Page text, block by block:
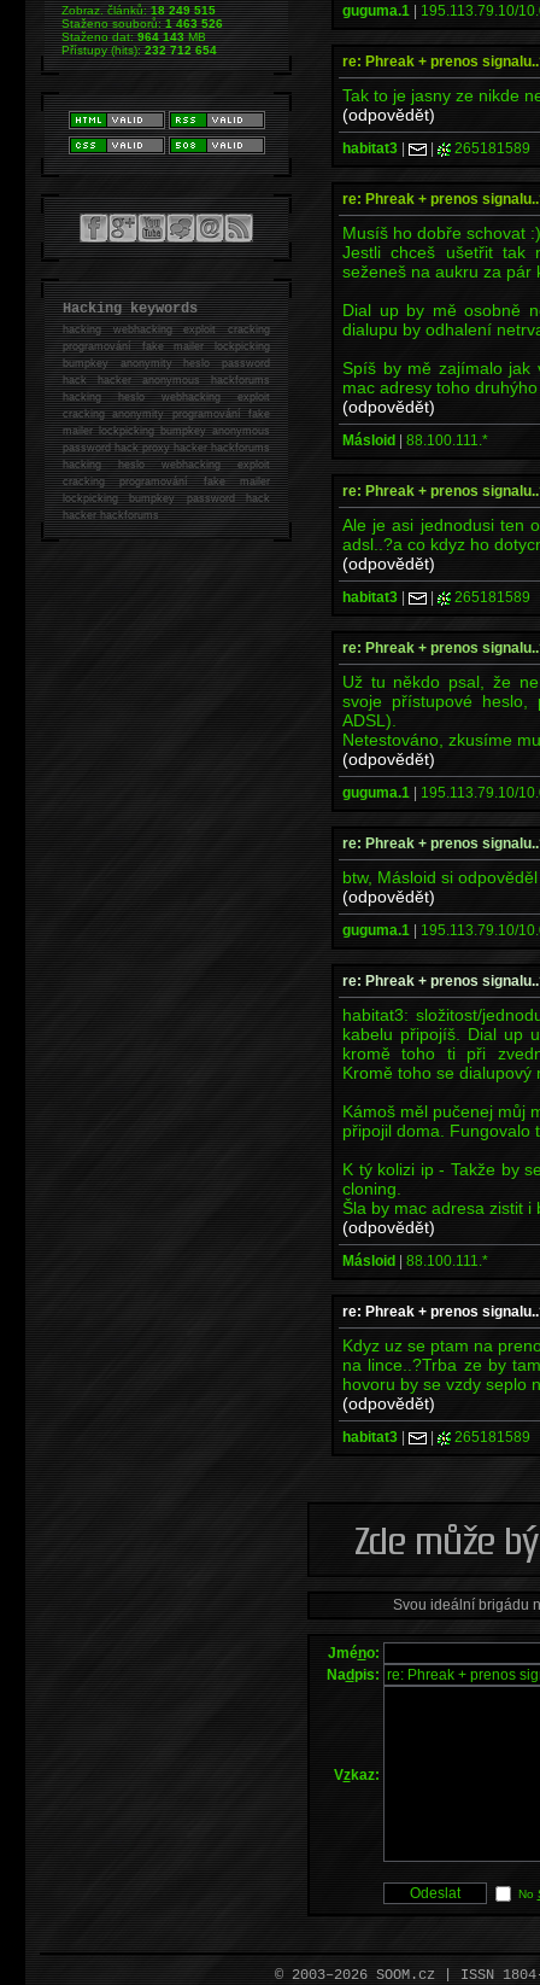
guguma.1 | 195.113.79.10/
re: Phreak + prenos
Tak to je jasny ze nikde
(odpovědět)
habitat3 | | 265181589
re: Phreak + prenos
Musíš ho dobře schovat :)
Jestli chceš ušetřit tak
seženeš na aukru za pár
Dial up by mě osobně
dialupu by odhalení
Spíš by mě zajímalo jak
mac adresy toho
(odpovědět)
Másloid | 88.100.111.*
re: Phreak + prenos
Ale je asi jednodusi ten
adsl..?a co kdyz ho
(odpovědět)
habitat3 | | 265181589
re: Phreak + prenos
Už tu někdo psal, že
svoje přístupové
ADSL).
Netestováno, zkusíme
(odpovědět)
guguma.1 | 195.113.79.10/
re: Phreak + prenos
btw, Másloid si
(odpovědět)
guguma.1 | 195.113.79.10/
re: Phreak + prenos
habitat3: složitost/
kabelu připojíš. Dial up
kromě toho ti při
Kromě toho se
Kámoš měl pučenej můj
připojil doma. Fungovalo
K tý kolizi ip - Takže by
cloning.
Šla by mac adresa zistit
(odpovědět)
Másloid | 88.100.111.*
re: Phreak + prenos
Kdyz uz se ptam na
na lince..?Trba ze by
hovoru by se vzdy seplo
(odpovědět)
habitat3 | | 265181589
Svou ideální brigádu
Jméno:
Nadpis:
Vzkaz:
No
Zobraz. článků:18 249 515
Staženo souborů:1 463 526
Staženo dat:964 143MB
Přístupy (hits):232 712 654
Hacking keywords
hackingwebhacking exploit cracking
programování fake mailer lockpicking
bumpkey anonymity heslo password
hackhacker anonymous hackforums
hackingheslo webhacking exploit
cracking anonymity programování fake
mailer lockpicking bumpkey anonymous
password hack proxy hacker hackforums
hacking heslo webhacking exploit
cracking programování fake mailer
lockpicking bumpkey password hack
hackerhackforums
© 2003–2026 SOOM.cz | ISSN